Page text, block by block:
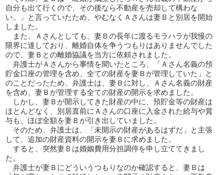
自分も出て行くので、その後なら不動産を売却して構わな
い。」と言っていたため、やむなくＡさんは妻Ｂと別居を開始
しました。
また、Ａさんとしても、妻Ｂの長年に渡るモラハラが我慢の
限界に達しており、離婚自体を争うつもりはありませんでした
ので、妻Ｂとの離婚協議を当方に依頼されました。
弁護士がＡさんから事情を聞いたところ、「Ａさん名義の預
貯金口座の管理を含め、全ての財産を妻Ｂが管理していた」と
のことだったため、弁護士は、妻Ｂに対し、Ａさん名義の財産
を含め、妻Ｂが管理する全ての財産の開示を求めました。
しかし、妻Ｂが開示してきた財産の中に、預貯金等の財産は
ほとんどなく、別居直前にＡさんの口座に入金された給与や賞
与も、ほぼ全額を妻Ｂが引き出していました。
そのため、弁護士は、「未開示の財産があるはずだ」と主張
して、追加の財産資料の開示を妻Ｂに求めました。
すると、突然妻Ｂは婚姻費用分担調停を申し立ててきまし
た。
弁護士が妻Ｂにどういうつもりなのか確認すると、妻Ｂは